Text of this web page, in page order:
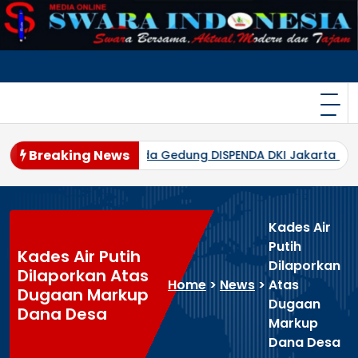
Skip
to
content
Breaking News
Gedung DISPENDA DKI Jakarta di Jalan Abdul
Kades Air Putih
Dilaporkan Atas
Dugaan Markup
Dana Desa
Home > News >
Kades Air
Putih
Dilaporkan
Atas
Dugaan
Markup
Dana Desa